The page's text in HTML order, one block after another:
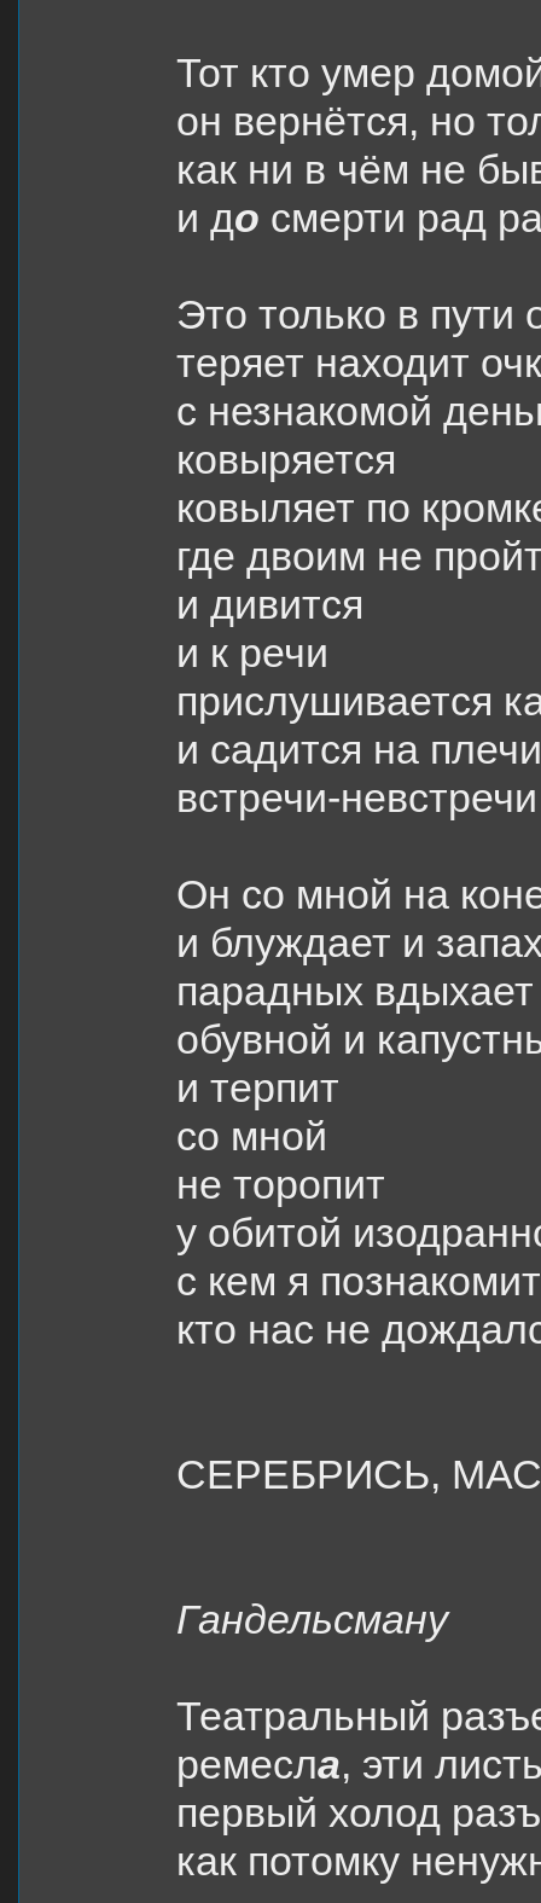
Тот кто умер
он вернётся, но
как ни в чём не
и до смерти рад
Это только в пути
теряет находит
с незнакомой
ковыряется
ковыляет по
где двоим не
и дивится
и к речи
прислушивается
и садится на
встречи-невстречи
Он со мной на
и блуждает и
парадных
обувной и
и терпит
со мной
не торопит
у обитой
с кем я
кто нас не
СЕРЕБРИСЬ,
Гандельсману
Театральный
ремесла, эти
первый холод
как потомку